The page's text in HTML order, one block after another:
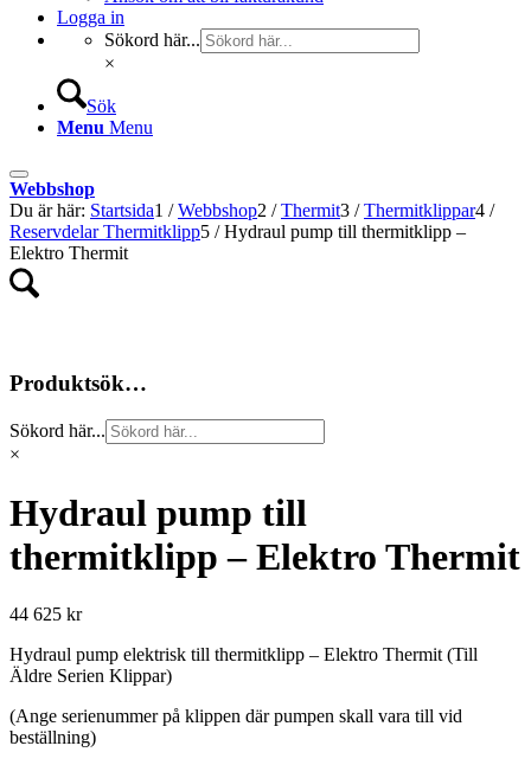
Logga in
Sökord här...
×
Sök
Menu Menu
Webbshop
Du är här: Startsida1 / Webbshop2 / Thermit3 / Thermitklippar4 /
Reservdelar Thermitklipp5 / Hydraul pump till thermitklipp –
Elektro Thermit
Produktsök…
Sökord här...
×
Hydraul pump till
thermitklipp – Elektro Thermit
44 625 kr
Hydraul pump elektrisk till thermitklipp – Elektro Thermit (Till
Äldre Serien Klippar)
(Ange serienummer på klippen där pumpen skall vara till vid
beställning)